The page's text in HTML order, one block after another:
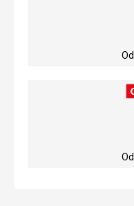
Od
Od